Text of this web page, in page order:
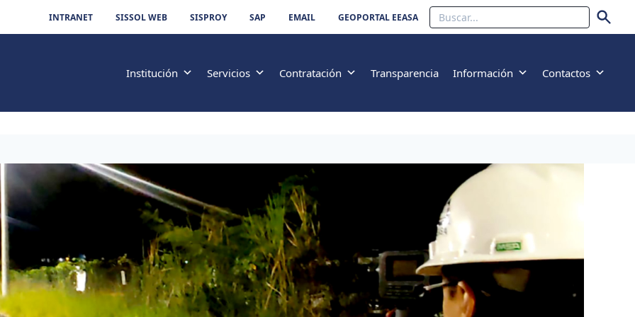
INTRANET SISSOL WEB SISPROY SAP EMAIL GEOPORTAL EEASA Buscar
Institución Servicios Contratación Transparencia Información Contactos